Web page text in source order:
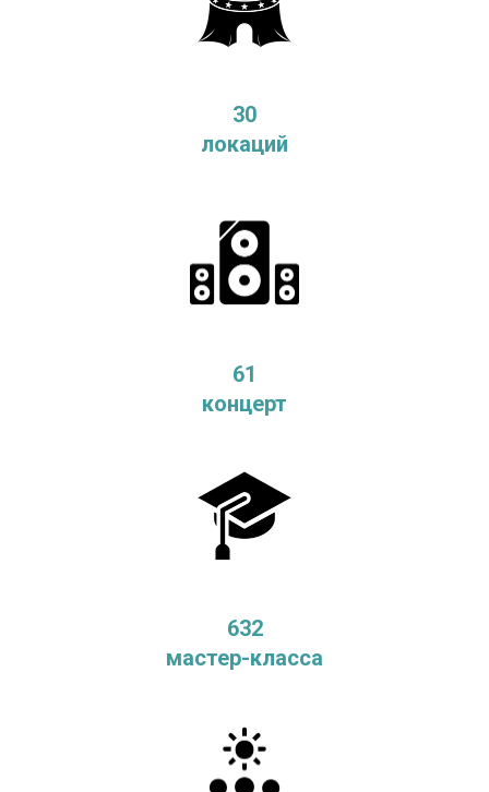
30
локаций
61
концерт
632
мастер-класса